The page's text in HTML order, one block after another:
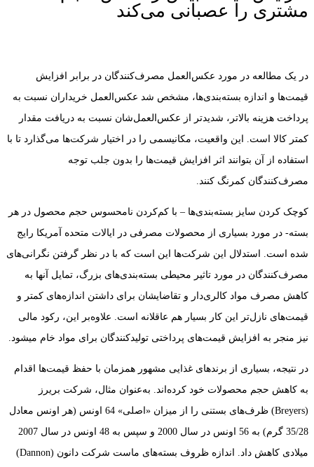
مشتری را عصبانی می‌کند
در یک مطالعه در مورد عکس‌العمل مصرف‌کنندگان در برابر افزایش
قیمت‌ها و اندازه بسته‌بندی‌ها، مشخص شد عکس‌العمل خریداران نسبت به
پرداخت هزینه ‏بالاتر، شدیدتر از عکس‌العمل‌شان نسبت به دریافت مقدار
کمتر کالا است. این واقعیت، مكانیسمی را در اختیار شرکت‌ها می‌گذارد تا با
استفاده از آن بتوانند اثر افزایش قیمت‌ها را بدون جلب توجه
مصرف‌کنندگان کمرنگ کنند.
كوچک کردن سایز بسته‌بندی‌ها – با کم‌کردن نامحسوس حجم محصول در هر
بسته- در مورد بسیاری از محصولات مصرفی در ایالات متحده آمریکا رایج
شده است. استدلال این شرکت‌ها این است كه با در نظر گرفتن نگرانی‌های
مصرف‌کنندگان در مورد تاثیر محیطی بسته‌بندی‌های بزرگ، تمایل آنها به
کاهش مصرف مواد کالری‌دار و تقاضایشان برای داشتن اندازه‌های کمتر و
قیمت‌های نازل‌تر این کار بسیار هم عاقلانه است. علاوه‌بر این، رکود مالی
نیز منجر به افزایش قیمت‌های پرداختی تولیدکنندگان برای مواد خام می‏شو‏د.
در نتیجه، بسیاری از برندهای غذایی مشهور همزمان با حفظ قیمت‌ها اقدام
به کاهش حجم محصولات خود کرده‌اند. به‌عنوان مثال، شرکت بریرز
(Breyers) ظرف‌های بستنی را از میزان «اصلی» 64 اونس (هر اونس معادل
35/28 گرم) به 56 اونس در سال 2000 و سپس به 48 اونس در سال 2007
میلادی کاهش داد. اندازه ‏ظروف بسته‌های ماست شركت دانون (Dannon)